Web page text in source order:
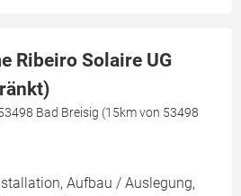
Ribeiro Solaire UG
Bad Breisig (15km von 53498
Aufbau / Auslegung,